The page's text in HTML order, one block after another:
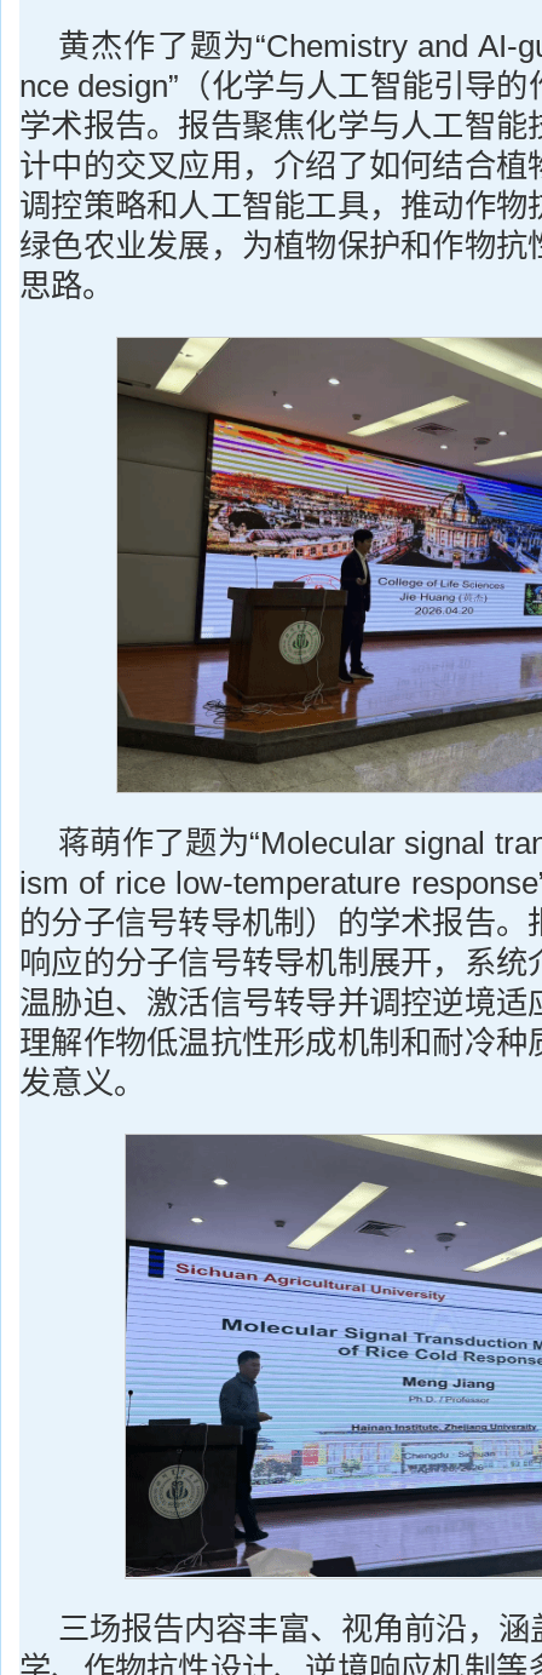
黄杰作了题为“Chemistry and AI-
nce design”（化学与人工智能引导
学术报告。报告聚焦化学与人工智能
计中的交叉应用，介绍了如何结合植
调控策略和人工智能工具，推动作物
绿色农业发展，为植物保护和作物抗
思路。
蒋萌作了题为“Molecular signal
ism of rice low-temperature
的分子信号转导机制）的学术报告。
响应的分子信号转导机制展开，系统
温胁迫、激活信号转导并调控逆境适
理解作物低温抗性形成机制和耐冷种
发意义。
三场报告内容丰富、视角前沿，